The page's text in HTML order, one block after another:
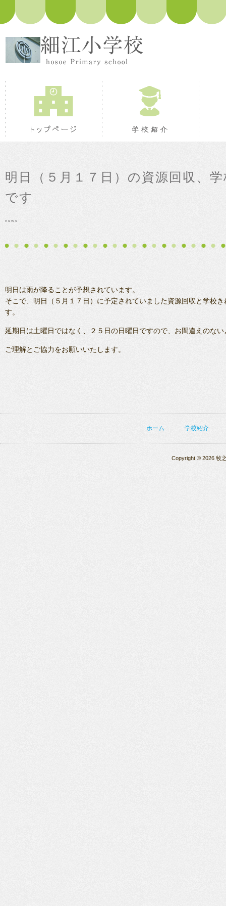
トップページ 学校紹介
明日（５月１７日）の資源回収、
です
news
明日は雨が降ることが予想されています。
そこで、明日（５月１７日）に予定されていました資源回収と学校
す。
延期日は土曜日ではなく、２５日の日曜日ですので、お間違えのな
ご理解とご協力をお願いいたします。
ホーム 学校紹介
Copyright © 2026 牧